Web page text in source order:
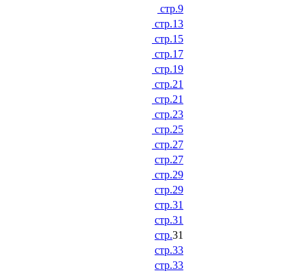
стр.9
стр.13
стр.15
стр.17
стр.19
стр.21
стр.21
стр.23
стр.25
стр.27
стр.27
стр.29
стр.29
стр.31
стр.31
стр.31
стр.33
стр.33